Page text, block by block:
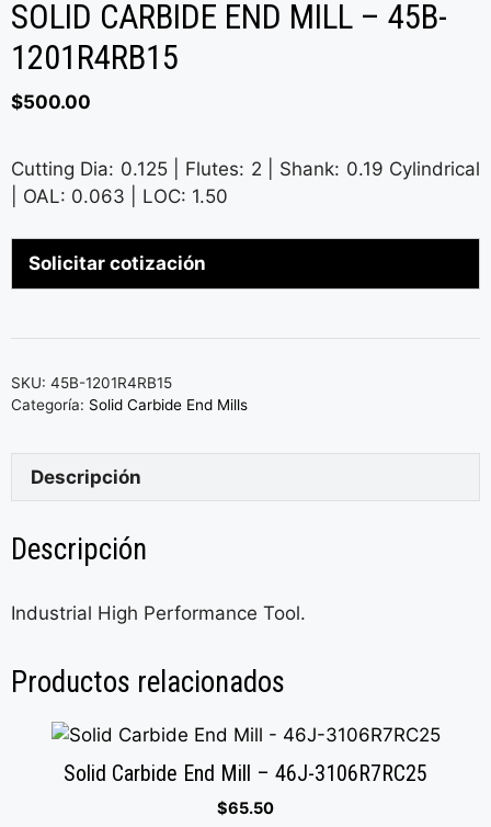
SOLID CARBIDE END MILL – 45B-
1201R4RB15
$500.00
Cutting Dia: 0.125 | Flutes: 2 | Shank: 0.19 Cylindrical
| OAL: 0.063 | LOC: 1.50
Solicitar cotización
SKU: 45B-1201R4RB15
Categoría: Solid Carbide End Mills
Descripción
Descripción
Industrial High Performance Tool.
Productos relacionados
Solid Carbide End Mill – 46J-3106R7RC25
$65.50